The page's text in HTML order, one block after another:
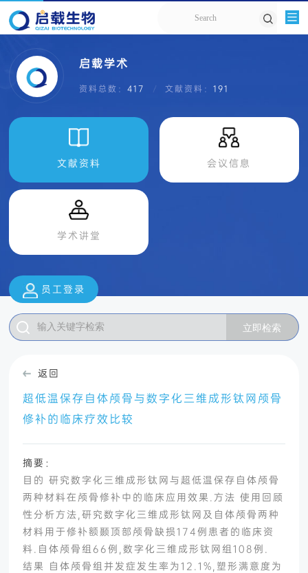
启载学术
资料总数： 417 文献资料： 191
文献资料 会议信息
学术讲堂
员工登录
返回
超低温保存自体颅骨与数字化三维成形钛网颅骨
修补的临床疗效比较
摘要：
目的 研究数字化三维成形钛网与超低温保存自体颅骨
两种材料在颅骨修补中的临床应用效果.方法 使用回顾
性分析方法,研究数字化三维成形钛网及自体颅骨两种
材料用于修补额颞顶部颅骨缺损174例患者的临床资
料.自体颅骨组66例,数字化三维成形钛网组108例.
结果 自体颅骨组并发症发生率为12.1%,塑形满意度为